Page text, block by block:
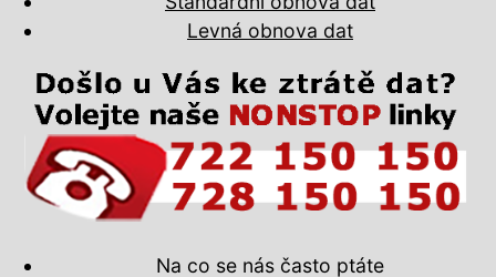
Levná obnova dat
Na co se nás často ptáte